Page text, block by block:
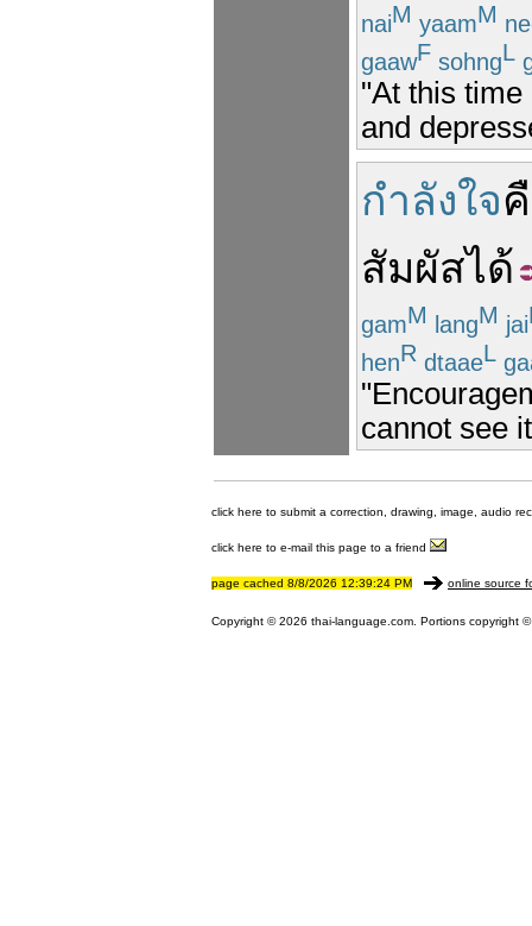
naiM yaamM
gaawF sohngL
"At this
and
กำลังใจ
สัมผัสได้
gamM langM jai
henR dtaaeL
cannot see
click here to submit a correction, drawing, image, audio
click here to e-mail this page to a friend
page cached 8/8/2026 12:39:24 PM online source
Copyright © 2026 thai-language.com. Portions copyright